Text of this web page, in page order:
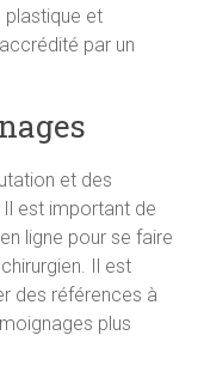
plastique et
par un
et des
est important de
ligne pour se faire
Il est
des références à
plus